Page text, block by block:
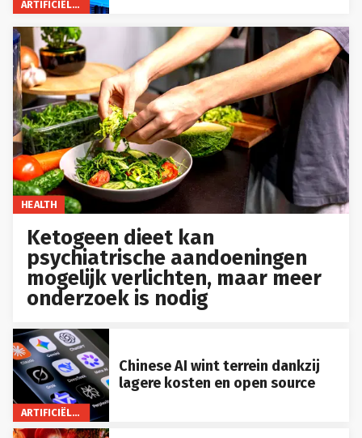
ARTIFICIËLE INTELLIGENTIE
HEALTH
Ketogeen dieet kan
psychiatrische aandoeningen
mogelijk verlichten, maar meer
onderzoek is nodig
ARTIFICIËLE INTELLIGENTIE
Chinese AI wint terrein dankzij
lagere kosten en open source